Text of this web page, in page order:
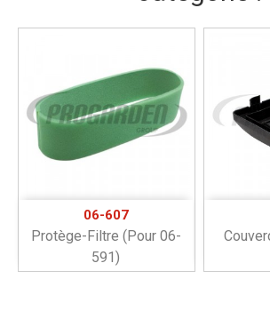
06-607
Protège-Filtre (pour 06-
591)